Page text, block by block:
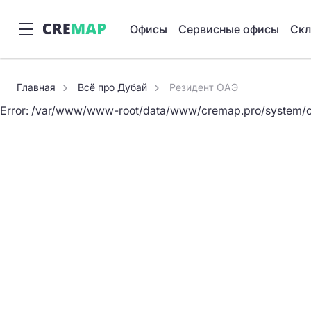
Офисы Сервисные офисы
Главная Всё про Дубай Резидент ОАЭ
Error: /var/www/www-root/data/www/cremap.pro/system/